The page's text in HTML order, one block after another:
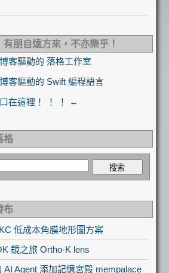
有朋自遠方來，不亦樂乎！
客驅動的 落格工作室
客驅動的 Swift 編程語言
在這裡！ ！ ！ ←
格
布
低成本角膜地形圖方案
鏡之旅 Ortho-K lens
AI Agent 添加記憶宮殿 mempalace